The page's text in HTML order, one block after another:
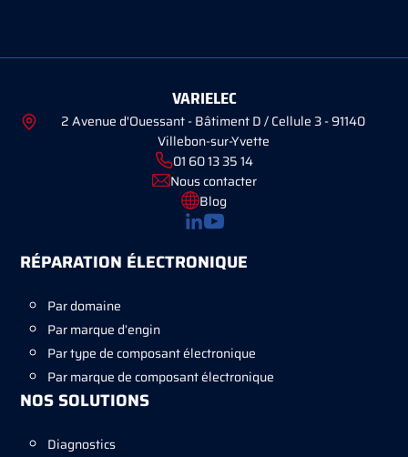
VARIELEC
2 Avenue d'Ouessant - Bâtiment D / Cellule 3 - 91140
Villebon-sur-Yvette
01 60 13 35 14
Nous contacter
Blog
RÉPARATION ÉLECTRONIQUE
Par domaine
Par marque d’engin
Par type de composant électronique
Par marque de composant électronique
NOS SOLUTIONS
Diagnostics